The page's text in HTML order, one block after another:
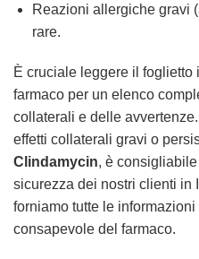
Reazioni allergiche gravi
rare.
È cruciale leggere il foglietto
farmaco per un elenco
collaterali e delle
effetti collaterali gravi o
Clindamycin, è
sicurezza dei nostri clienti in
forniamo tutte le
consapevole del farmaco.